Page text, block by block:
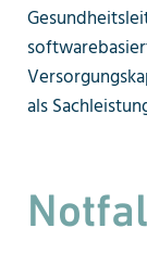
als